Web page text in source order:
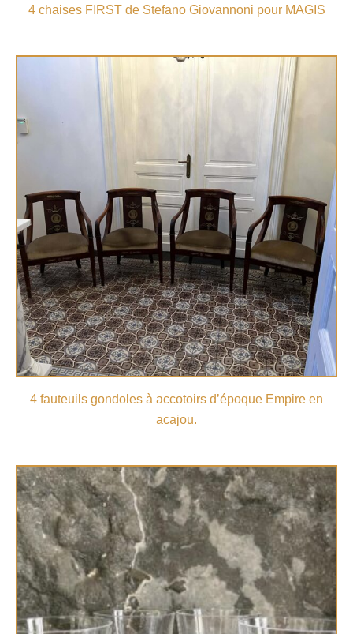
4 chaises FIRST de Stefano Giovannoni pour MAGIS
4 fauteuils gondoles à accotoirs d’époque Empire en
acajou.